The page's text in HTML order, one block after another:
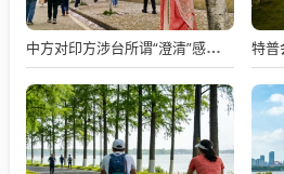
中方对印方涉台所谓“澄清”感到意外 特普